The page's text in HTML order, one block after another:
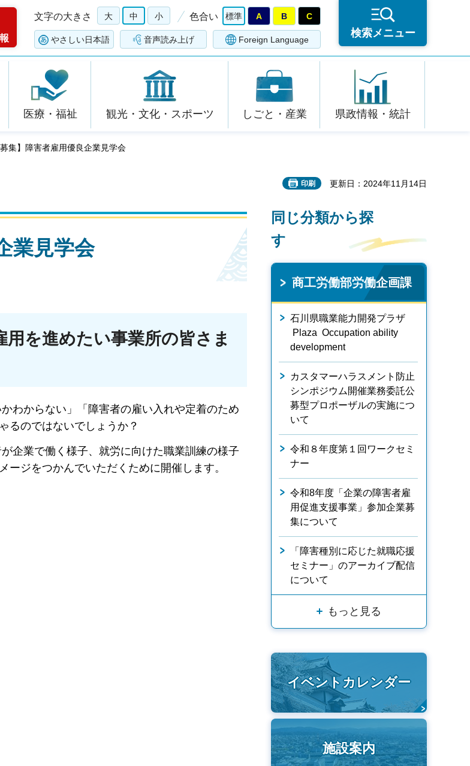
文字の大きさ 大 中 小 色合い 標準 A B C
やさしい日本語 音声読み上げ Foreign Language
検索メニュー
医療・福祉 観光・文化・スポーツ しごと・産業 県政情報・統計
集】障害者雇用優良企業見学会
印刷 更新日：2024年11月14日
業見学会
用を進めたい事業所の皆さま
わからない」「障害者の雇い入れや定着のため
るのではないでしょうか？
企業で働く様子、就労に向けた職業訓練の様子
ジをつかんでいただくために開催します。
同じ分類から探
す
商工労働部労働企画課
石川県職業能力開発プラザ
Plaza Occupation ability
development
カスタマーハラスメント防止
シンポジウム開催業務委託公
募型プロポーザルの実施につ
いて
令和８年度第１回ワークセミ
ナー
令和8年度「企業の障害者雇
用促進支援事業」参加企業募
集について
「障害種別に応じた就職応援
セミナー」のアーカイブ配信
について
もっと見る
イベントカレンダー
施設案内